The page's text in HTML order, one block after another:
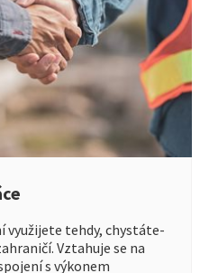
tehdy, chystáte-
Vztahuje se na
s výkonem